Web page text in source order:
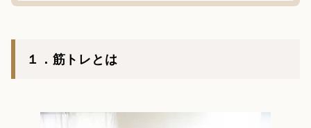
１．筋トレとは